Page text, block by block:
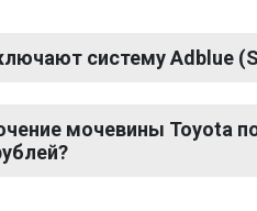
систему Adblue
мочевины Toyota